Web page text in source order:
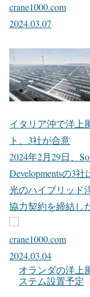
crane1000.com
2024.03.07
イタリア沖で洋上
ト、3社が合意
2024年2月29日、
Developmentsの3
光のハイブリッド
協力契約を締結し
crane1000.com
2024.03.04
オランダの洋上
ステム設置予定